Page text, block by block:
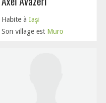
Habite à Iaşi
Son village est Muro